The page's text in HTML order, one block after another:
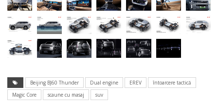
Beijing BJ60 Thunder Dual engine EREV
întoarcere tactică
Magic Core
scaune cu masaj suv